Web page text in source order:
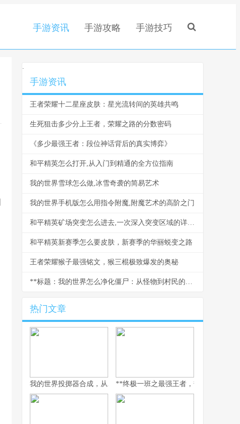
手游资讯 手游攻略 手游技巧
.
手游资讯
王者荣耀十二星座皮肤：星光流转间的英雄共鸣
生死狙击多少分上王者，荣耀之路的分数密码
《多少最强王者：段位神话背后的真实博弈》
和平精英怎么打开,从入门到精通的全方位指南
我的世界雪球怎么做,冰雪奇袭的简易艺术
我的世界手机版怎么用指令附魔,附魔艺术的高阶之门
和平精英矿场突变怎么进去,一次深入突变区域的详尽指南,副标题,矿坑深处生存法则
和平精英新赛季怎么要皮肤，新赛季的华丽蜕变之路
王者荣耀猴子最强铭文，猴三棍极致爆发的奥秘
**标题：我的世界怎么净化僵尸：从怪物到村民的逆转之旅**
热门文章
我的世界投掷器合成，从木石到红石的艺术**终极一班之最强王者，热血青春与荣